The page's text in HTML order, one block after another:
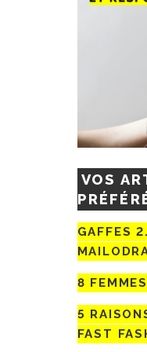
VOS
GAFFES
8
5
FAST